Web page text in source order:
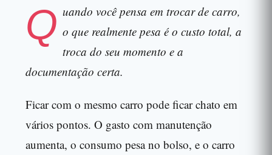
Q uando você pensa em trocar de carro,
o que realmente pesa é o custo total, a
troca do seu momento e a
documentação certa.
Ficar com o mesmo carro pode ficar chato em
vários pontos. O gasto com manutenção
aumenta, o consumo pesa no bolso, e o carro